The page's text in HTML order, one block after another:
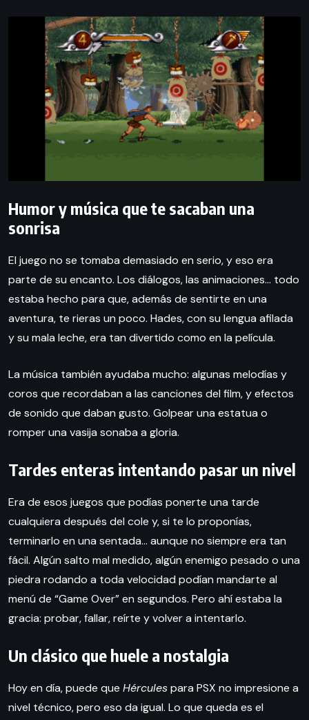
Humor y música que te sacaban una
sonrisa
El juego no se tomaba demasiado en serio, y eso era
parte de su encanto. Los diálogos, las animaciones… todo
estaba hecho para que, además de sentirte en una
aventura, te rieras un poco. Hades, con su lengua afilada
y su mala leche, era tan divertido como en la película.
La música también ayudaba mucho: algunas melodías y
coros que recordaban a las canciones del film, y efectos
de sonido que daban gusto. Golpear una estatua o
romper una vasija sonaba a gloria.
Tardes enteras intentando pasar un nivel
Era de esos juegos que podías ponerte una tarde
cualquiera después del cole y, si te lo proponías,
terminarlo en una sentada… aunque no siempre era tan
fácil. Algún salto mal medido, algún enemigo pesado o una
piedra rodando a toda velocidad podían mandarte al
menú de “Game Over” en segundos. Pero ahí estaba la
gracia: probar, fallar, reírte y volver a intentarlo.
Un clásico que huele a nostalgia
Hoy en día, puede que Hérculespara PSX no impresione a
nivel técnico, pero eso da igual. Lo que queda es el